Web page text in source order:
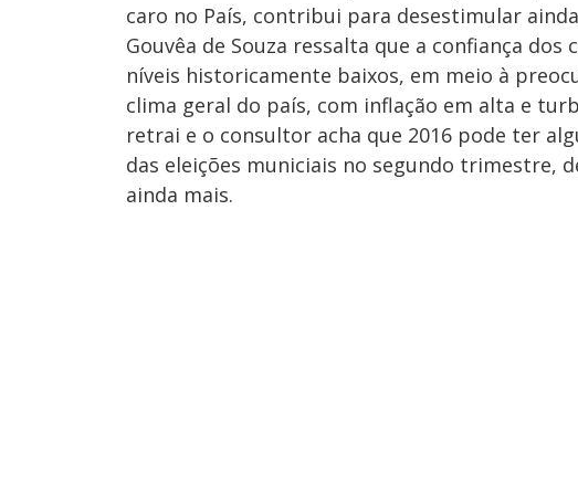
caro no País, contribui para desestimular
Gouvêa de Souza ressalta que a confiança
níveis historicamente baixos, em meio à
clima geral do país, com inflação em alta e
retrai e o consultor acha que 2016 pode ter
das eleições municiais no segundo trimestre,
ainda mais.